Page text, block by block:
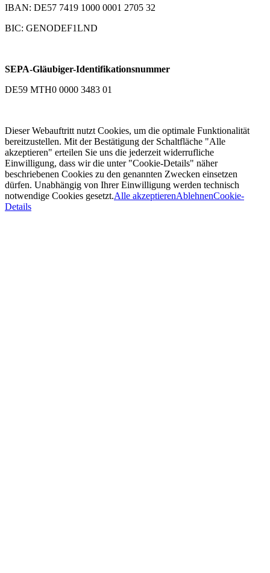
IBAN: DE57 7419 1000 0001 2705 32
BIC: GENODEF1LND
SEPA-Gläubiger-Identifikationsnummer
DE59 MTH0 0000 3483 01
Dieser Webauftritt nutzt Cookies, um die optimale Funktionalität
bereitzustellen. Mit der Bestätigung der Schaltfläche "Alle
akzeptieren" erteilen Sie uns die jederzeit widerrufliche
Einwilligung, dass wir die unter "Cookie-Details" näher
beschriebenen Cookies zu den genannten Zwecken einsetzen
dürfen. Unabhängig von Ihrer Einwilligung werden technisch
notwendige Cookies gesetzt.Alle akzeptierenAblehnenCookie-
Details